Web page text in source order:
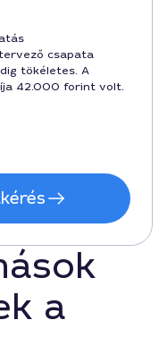
csapata
tökéletes. A
42.000 forint volt.
a